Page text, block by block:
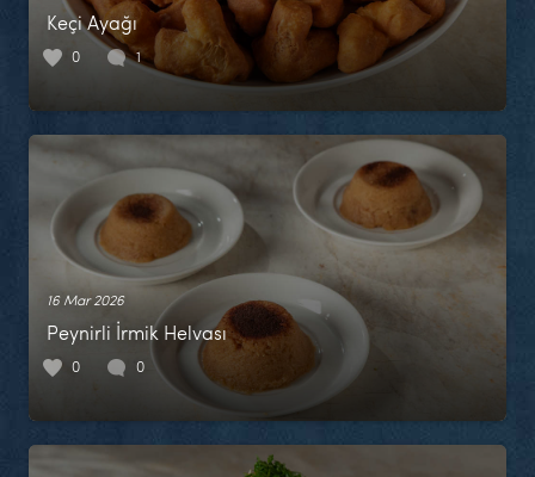
Keçi Ayağı
0 1
16 Mar 2026
Peynirli İrmik Helvası
0 0